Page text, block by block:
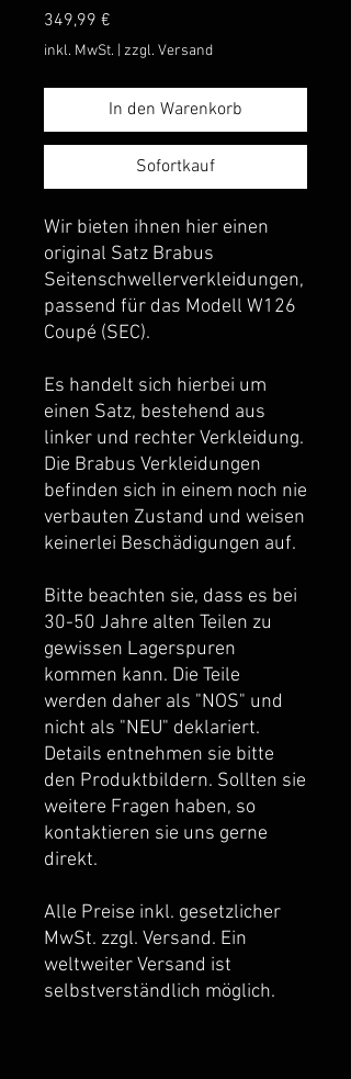
349,99 €
inkl. MwSt. zzgl. Versand
In den Warenkorb
Sofortkauf
Wir bieten ihnen hier einen
original Satz Brabus
Seitenschwellerverkleidungen,
passend für das Modell W126
Coupé (SEC).
Es handelt sich hierbei um
einen Satz, bestehend aus
linker und rechter Verkleidung.
Die Brabus Verkleidungen
befinden sich in einem noch nie
verbauten Zustand und weisen
keinerlei Beschädigungen auf.
Bitte beachten sie, dass es bei
30-50 Jahre alten Teilen zu
gewissen Lagerspuren
kommen kann. Die Teile
werden daher als "NOS" und
nicht als "NEU" deklariert.
Details entnehmen sie bitte
den Produktbildern. Sollten sie
weitere Fragen haben, so
kontaktieren sie uns gerne
direkt.
Alle Preise inkl. gesetzlicher
MwSt. zzgl. Versand. Ein
weltweiter Versand ist
selbstverständlich möglich.